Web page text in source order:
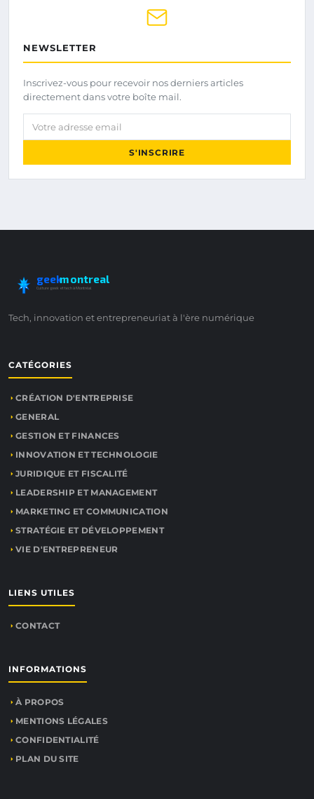
NEWSLETTER
Inscrivez-vous pour recevoir nos derniers articles
directement dans votre boîte mail.
Votre adresse email
S'INSCRIRE
geekmontreal
Culture geek et tech à Montréal
Tech, innovation et entrepreneuriat à l'ère numérique
CATÉGORIES
CRÉATION D'ENTREPRISE
GENERAL
GESTION ET FINANCES
INNOVATION ET TECHNOLOGIE
JURIDIQUE ET FISCALITÉ
LEADERSHIP ET MANAGEMENT
MARKETING ET COMMUNICATION
STRATÉGIE ET DÉVELOPPEMENT
VIE D'ENTREPRENEUR
LIENS UTILES
CONTACT
INFORMATIONS
À PROPOS
MENTIONS LÉGALES
CONFIDENTIALITÉ
PLAN DU SITE